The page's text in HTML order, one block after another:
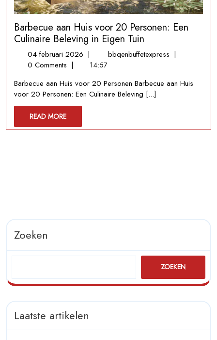
Barbecue aan Huis voor 20 Personen: Een
Culinaire Beleving in Eigen Tuin
04 februari 2026 04
februari
| bbqenbuffetexpress Barbecue
voor
Culinaire
|
0 Comments |
14:57
Barbecue aan Huis voor 20 Personen Barbecue aan Huis
voor 20 Personen: Een Culinaire Beleving [...]
READ MOREREAD
MORE
Zoeken
ZOEKEN
Laatste artikelen